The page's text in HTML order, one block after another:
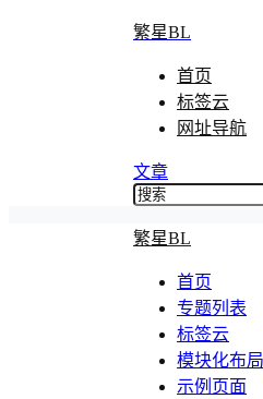
繁星BL
首页
标签云
网址导航
文章
繁星BL
首页
专题列表
标签云
模块化布
示例页面